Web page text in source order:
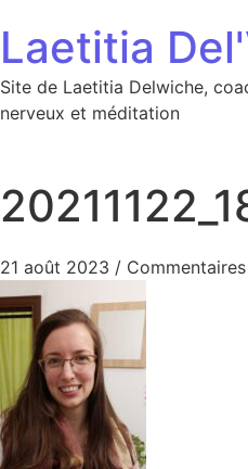
Laetitia
Site de Laetitia Delwiche,
nerveux et méditation
21 août 2023 /